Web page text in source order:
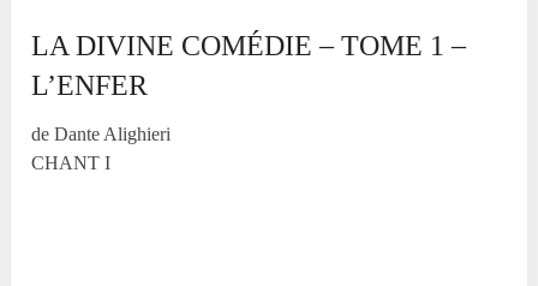
LA DIVINE COMÉDIE – TOME 1 –
L’ENFER
de Dante Alighieri
CHANT I